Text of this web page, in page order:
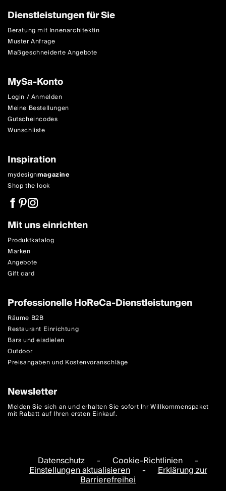
Dienstleistungen für Sie
Beratung mit Innenarchitektin
Muster Anfrage
Maßgeschneiderte Angebote
MySa-Konto
Login / Anmelden
Meine Bestellungen
Gutscheincodes
Wunschliste
Inspiration
mydesignmagazine
Shop the look
Mit uns einrichten
Produktkatalog
Marken
Angebote
Gift card
Professionelle HoReCa-Dienstleistungen
Räume B2B
Restaurant Einrichtung
Bars und eisdielen
Outdoor
Preisangaben und Kostenvoranschläge
Newsletter
Melden Sie sich an und erhalten Sie sofort Ihr Willkommenspaket
mit Rabatt auf Ihren ersten Einkauf.
Datenschutz - Cookie-Richtlinien -
Einstellungen aktualisieren - Erklärung zur
Barrierefreihei